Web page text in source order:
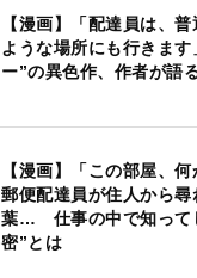
【漫画】「配達員は、
ような場所にも行きま
ー”の異色作、作者が語
【漫画】「この部屋、
郵便配達員が住人から
葉… 仕事の中で知って
密”とは